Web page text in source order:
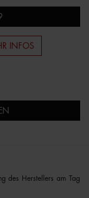
INFOS
des Herstellers am Tag